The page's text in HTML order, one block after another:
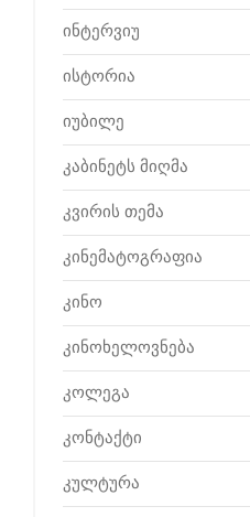
ინტერვიუ
ისტორია
იუბილე
კაბინეტს მიღმა
კვირის თემა
კინემატოგრაფია
კინო
კინოხელოვნება
კოლეგა
კონტაქტი
კულტურა